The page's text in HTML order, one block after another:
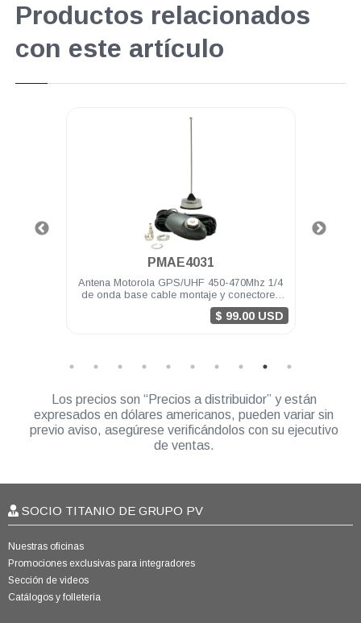
Productos relacionados
con este artículo
PMAE4031
Antena Motorola GPS/UHF 450-470Mhz 1/4
de onda base cable montaje y conectores
MINI-U DGM8000e
$ 99.00 USD
Los precios son “Precios a distribuidor” y están
expresados en dólares americanos, pueden variar sin
previo aviso, asegúrese verificándolos con su ejecutivo
de ventas.
SOCIO TITANIO DE GRUPO PV
Nuestras oficinas
Promociones exclusivas para integradores
Sección de videos
Catálogos y folletería